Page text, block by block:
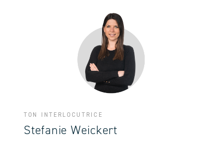
TON INTERLOCUTRICE
Stefanie Weickert